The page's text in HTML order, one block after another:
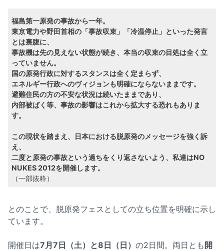
福島第一原発の事故から一年。
東京電力や野田首相の「事故収束」「冷温停止」といった発言
とは裏腹に、
事故機は先の見えない状態が続き、本当の収束の目処は全く立
っていません。
国の原発行政に対するスタンスは全く定まらず、
エネルギー行政へのヴィジョンも明確にならないままです。
避難住民の方の不安な状況は続いたままであり、
内部被ばく等、事故の影響はこれから拡大する恐れもありま
す。
この現状を踏まえ、日本における脱原発のメッセージを強く訴
え、
二度と原発の事故という過ちをくり返さないよう、私達はNO
NUKES 2012を開催します。
（一部抜粋）
とのことで、脱原発フェスとしての立ち位置を明確に示し
ています。
開催日は7月7日（土）と8日（日） の2日間。両日とも 開